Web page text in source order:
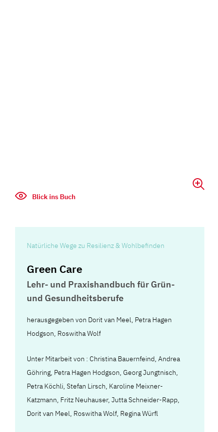
Blick ins Buch
Natürliche Wege zu Resilienz & Wohlbefinden
Green Care
Lehr- und Praxishandbuch für Grün-
und Gesundheitsberufe
herausgegeben von Dorit van Meel, Petra Hagen
Hodgson, Roswitha Wolf
Unter Mitarbeit von : Christina Bauernfeind, Andrea
Göhring, Petra Hagen Hodgson, Georg Jungtnisch,
Petra Köchli, Stefan Lirsch, Karoline Meixner-
Katzmann, Fritz Neuhauser, Jutta Schneider-Rapp,
Dorit van Meel, Roswitha Wolf, Regina Würfl